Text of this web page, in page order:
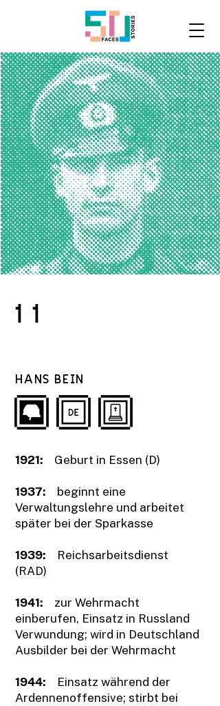
11
HANS BEIN
1921: Geburt in Essen (D)
1937: beginnt eine
Verwaltungslehre und arbeitet
später bei der Sparkasse
1939: Reichsarbeitsdienst
(RAD)
1941: zur Wehrmacht
einberufen, Einsatz in Russland
Verwundung; wird in Deutschland
Ausbilder bei der Wehrmacht
1944: Einsatz während der
Ardennenoffensive; stirbt bei